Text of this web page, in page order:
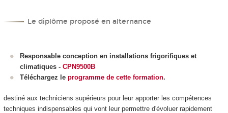
Le diplôme proposé en alternance
Responsable conception en installations frigorifiques et
climatiques - CPN9500B
Téléchargez le programme de cette formation.
destiné aux techniciens supérieurs pour leur apporter les compétences
techniques indispensables qui vont leur permettre d'évoluer rapidement